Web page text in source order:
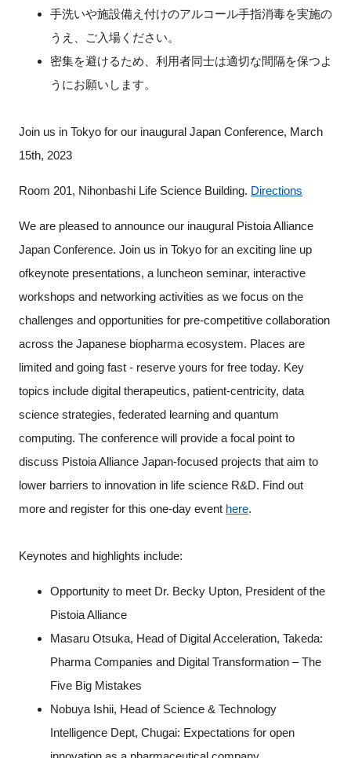
手洗いや施設備え付けのアルコール手指消毒を実施の
うえ、ご入場ください。
密集を避けるため、利用者同士は適切な間隔を保つよ
うにお願いします。
Join us in Tokyo for our inaugural Japan Conference, March
15th, 2023
Room 201, Nihonbashi Life Science Building. Directions
We are pleased to announce our inaugural Pistoia Alliance
Japan Conference. Join us in Tokyo for an exciting line up
ofkeynote presentations, a luncheon seminar, interactive
workshops and networking activities as we focus on the
challenges and opportunities for pre-competitive collaboration
across the Japanese biopharma ecosystem. Places are
limited and going fast - reserve yours for free today. Key
topics include digital therapeutics, patient-centricity, data
science strategies, federated learning and quantum
computing. The conference will provide a focal point to
discuss Pistoia Alliance Japan-focused projects that aim to
lower barriers to innovation in life science R&D. Find out
more and register for this one-day event here.
Keynotes and highlights include:
Opportunity to meet Dr. Becky Upton, President of the
Pistoia Alliance
Masaru Otsuka, Head of Digital Acceleration, Takeda:
Pharma Companies and Digital Transformation – The
Five Big Mistakes
Nobuya Ishii, Head of Science & Technology
Intelligence Dept, Chugai: Expectations for open